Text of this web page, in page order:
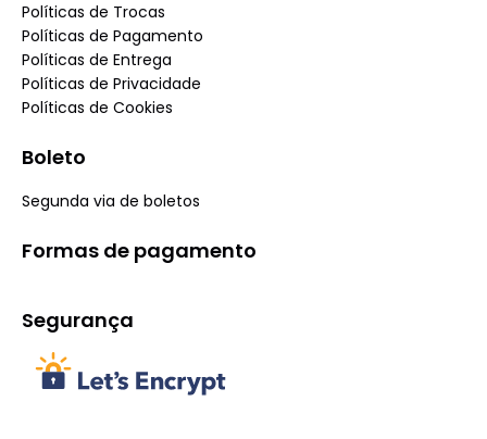
Políticas de Trocas
Políticas de Pagamento
Políticas de Entrega
Políticas de Privacidade
Políticas de Cookies
Boleto
Segunda via de boletos
Formas de pagamento
Segurança